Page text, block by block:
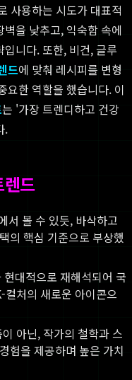
사용하는 시도가 대표적
벽을 낮추고, 익숙함 속에
니다. 또한, 비건, 글루
드에 맞춰 레시피를 변형
요한 역할을 했습니다. 이
는 '가장 트렌디하고 건강
.
드
서 볼 수 있듯, 바삭하고
의 핵심 기준으로 부상했
현대적으로 재해석되어 국
처의 새로운 아이콘으
아닌, 작가의 철학과 스
험을 제공하며 높은 가치